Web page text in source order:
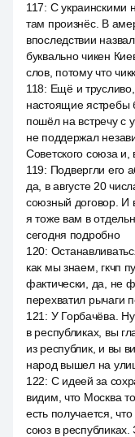
117: С украинскими
там произнёс. В
впоследствии
буквально чикен
слов, потому что
118: Ещё и
настоящие ястребы
пошёл на встречу с
не поддержал
Советского союза и,
119: Подвергли его
да, в августе 20
союзный договор. И
я тоже вам в
сегодня подробно
120:
как мы знаем, гкчп
фактически, да, не
перехватил рычаги
121 : У Горбачёва.
в республиках, вы
из республик, и вы
народ вышел на
122: С идеей за
видим, что Москва
есть получается,
союз в